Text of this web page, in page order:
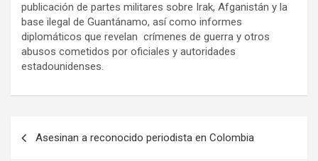
publicación de partes militares sobre Irak, Afganistán y la
base ilegal de Guantánamo, así como informes
diplomáticos que revelan crímenes de guerra y otros
abusos cometidos por oficiales y autoridades
estadounidenses.
Asesinan a reconocido periodista en Colombia